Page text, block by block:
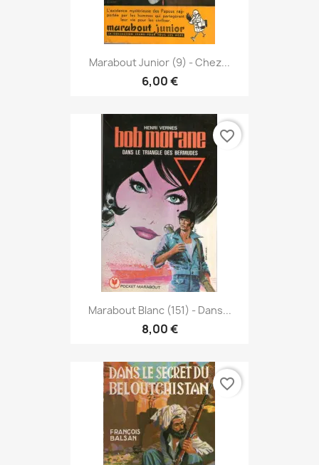
Marabout Junior (9) - Chez...
6,00 €
Marabout Blanc (151) - Dans...
8,00 €
favorite_border
favorite_border